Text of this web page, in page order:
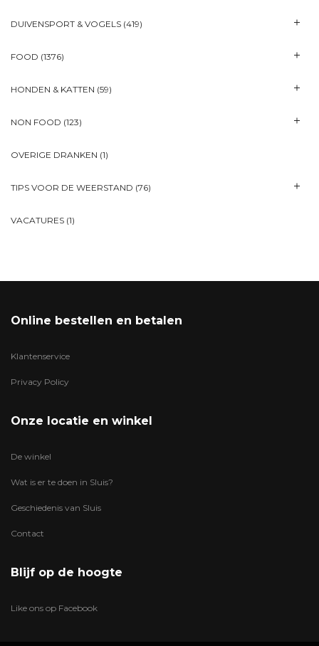
DUIVENSPORT & VOGELS (419)
FOOD (1376)
HONDEN & KATTEN (59)
NON FOOD (123)
OVERIGE DRANKEN (1)
TIPS VOOR DE WEERSTAND (76)
VACATURES (1)
Online bestellen en betalen
Klantenservice
Privacy Policy
Onze locatie en winkel
De winkel
Wat is er te doen in Sluis?
Geschiedenis van Sluis
Contact
Blijf op de hoogte
Like ons op Facebook